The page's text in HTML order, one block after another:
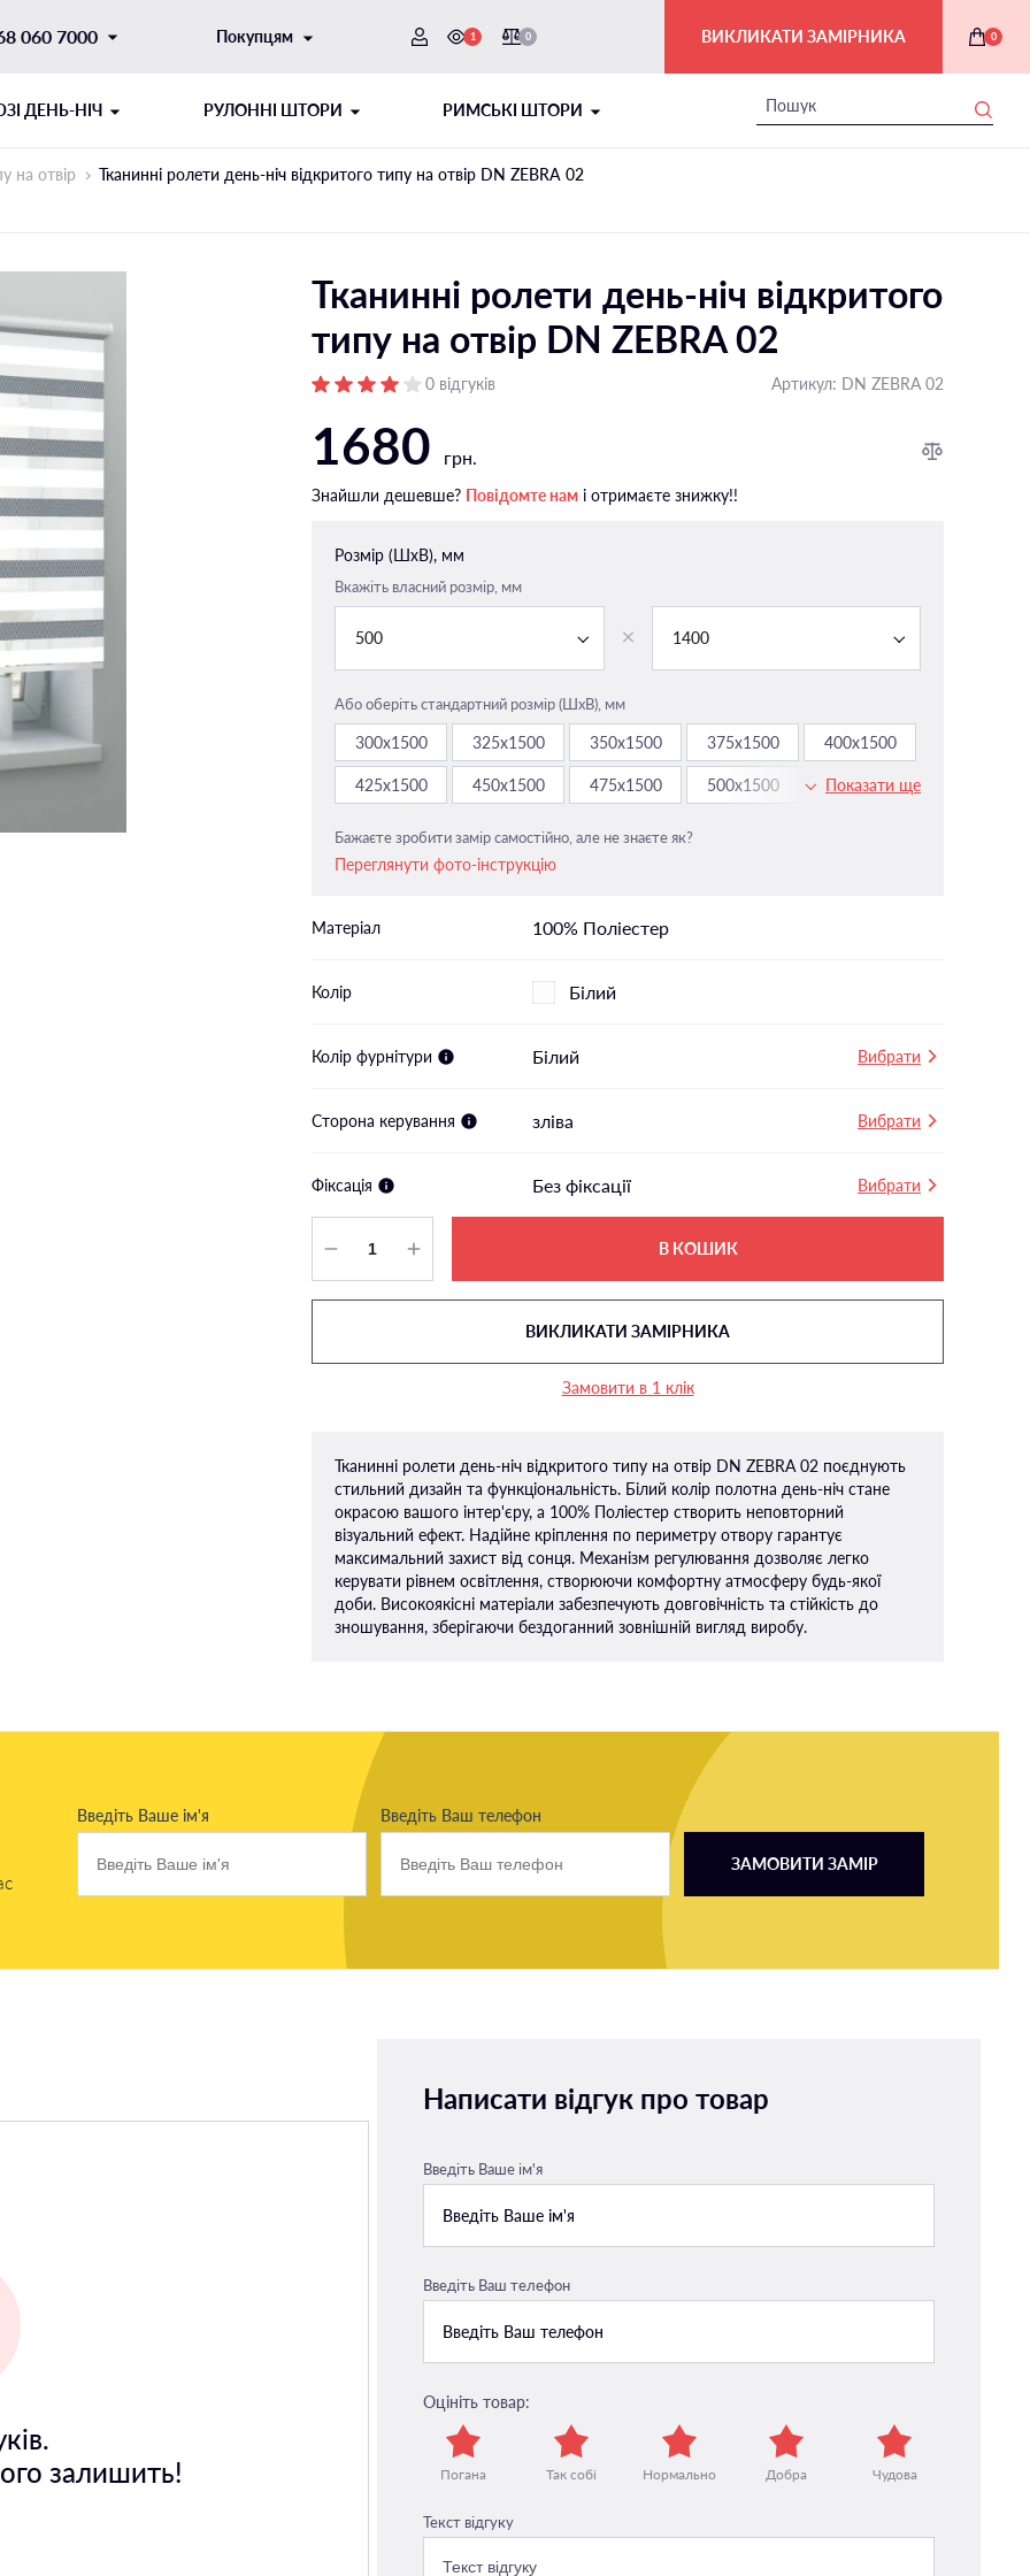
060 7000 Покупцям 1 0 ВИКЛИКАТИ ЗАМІРНИКА 0
ДЕНЬ-НІЧ РУЛОННІ ШТОРИ
ТИПУ
напрямні
напрямні
РУЛОННІ ШТОРИ ДЕНЬ-НІЧ
Відкритого типу на стулку
Відкритого типу на отвір
напрямні
Закритого типу пласкі напрямні
РИМСЬКІ ШТОРИ
ШНУРОВИЙ МЕХАНІЗМ
На мансардні вікна
У ванній
У дитячу
У спальню
на отвір Тканинні ролети день-ніч відкритого типу на отвір DN ZEBRA 02
Тканинні ролети день-ніч відкритого
типу на отвір DN ZEBRA 02
0 відгуків Артикул: DN ZEBRA 02
1680 грн.
Знайшли дешевше? Повідомте нам і отримаєте знижку!!
Розмір (ШxВ), мм
Вкажіть власний розмір, мм
500 1400
Або оберіть стандартний розмір (ШxВ), мм
300х1500 325х1500 350х1500 375х1500 400х1500
425х1500 450х1500 475х1500 500х1500 525х1500
Показати ще
Бажаєте зробити замір самостійно, але не знаєте як?
Переглянути фото-інструкцію
Матеріал 100% Поліестер
Колір Білий
Колір фурнітури Білий Вибрати
Сторона керування зліва Вибрати
Фіксація Без фіксації Вибрати
В КОШИК
ВИКЛИКАТИ ЗАМІРНИКА
Замовити в 1 клік
Тканинні ролети день-ніч відкритого типу на отвір DN ZEBRA 02 поєднують
стильний дизайн та функціональність. Білий колір полотна день-ніч стане
окрасою вашого інтер'єру, а 100% Поліестер створить неповторний
візуальний ефект. Надійне кріплення по периметру отвору гарантує
максимальний захист від сонця. Механізм регулювання дозволяє легко
керувати рівнем освітлення, створюючи комфортну атмосферу будь-якої
доби. Високоякісні матеріали забезпечують довговічність та стійкість до
зношування, зберігаючи бездоганний зовнішній вигляд виробу.
Введіть Ваше ім'я Введіть Ваш телефон
ЗАМОВИТИ ЗАМІР
залишить!
Написати відгук про товар
Введіть Ваше ім'я
Введіть Ваш телефон
Оцініть товар:
Погана Так собі Нормально Добра Чудова
Текст відгуку